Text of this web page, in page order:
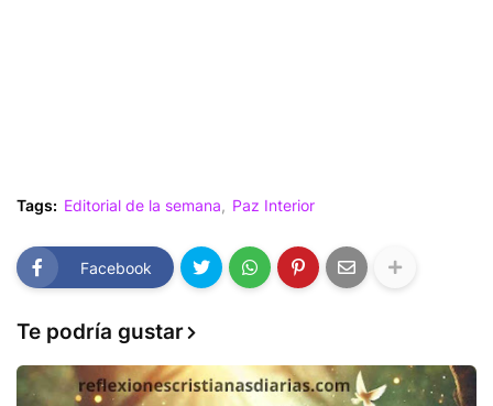
Tags: Editorial de la semana Paz Interior
Facebook
Te podría gustar